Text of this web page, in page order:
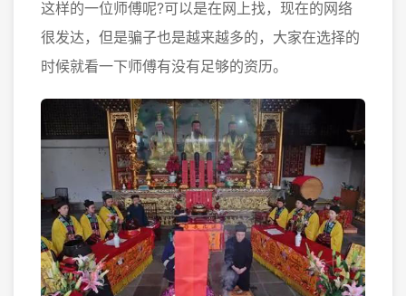
这样的一位师傅呢?可以是在网上找，现在的网络
很发达，但是骗子也是越来越多的，大家在选择的
时候就看一下师傅有没有足够的资历。